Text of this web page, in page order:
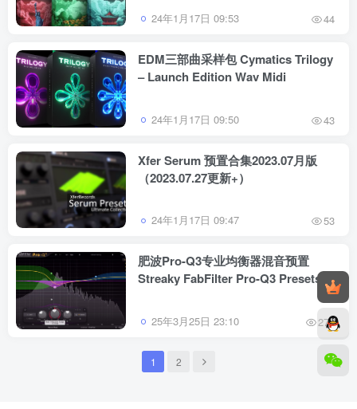
24年1月17日 09:53 44
EDM三部曲采样包 Cymatics Trilogy
– Launch Edition Wav Midi
24年1月17日 09:50 43
Xfer Serum 预置合集2023.07月版
（2023.07.27更新+）
24年1月17日 09:47 53
肥波Pro-Q3专业均衡器混音预置
Streaky FabFilter Pro-Q3 Presets
25年3月25日 23:10 275
1 2